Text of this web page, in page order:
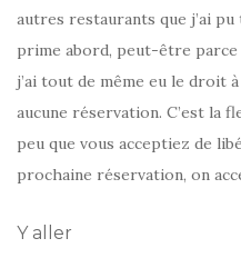
autres restaurants que j’ai
prime abord, peut-être
j’ai tout de même eu le droit
aucune réservation. C’est la
peu que vous acceptiez de
prochaine réservation, on
Y aller